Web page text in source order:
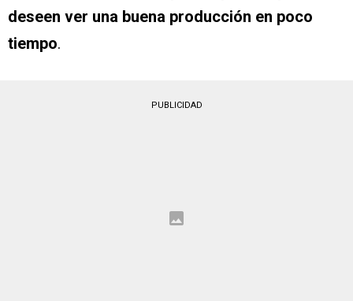
deseen ver una buena producción en poco
tiempo.
PUBLICIDAD